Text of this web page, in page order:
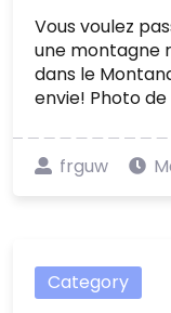
Vous voulez
une montagne
dans le
envie! Photo de
frguw
Category